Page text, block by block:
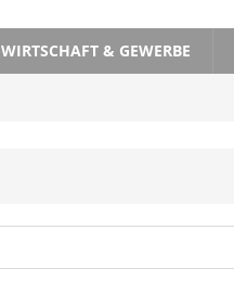
WIRTSCHAFT & GEWERBE